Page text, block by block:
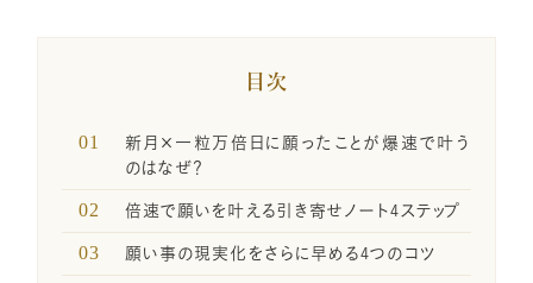
SNSのご案内
目次
新月×一粒万倍日に願ったことが爆速で叶う
のはなぜ？
倍速で願いを叶える引き寄せノート4ステップ
願い事の現実化をさらに早める4つのコツ